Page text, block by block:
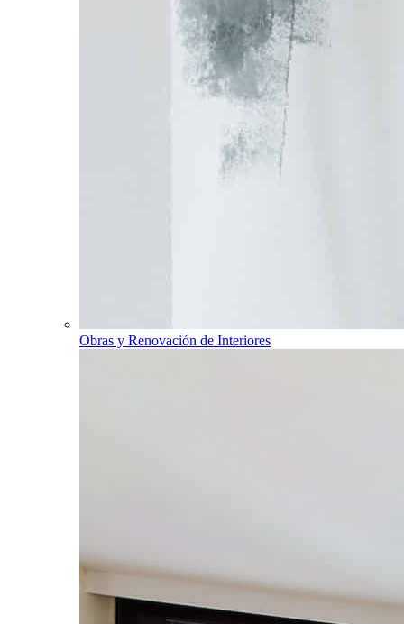
Obras y Renovación de Interiores